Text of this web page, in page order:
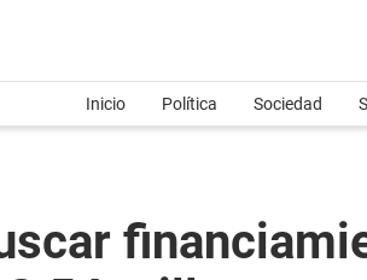
Inicio Política Sociedad